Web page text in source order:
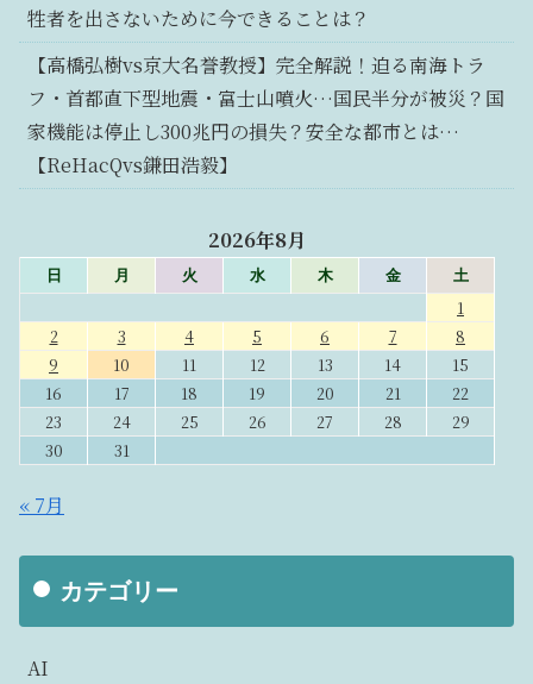
牲者を出さないために今できることは？
【高橋弘樹vs京大名誉教授】完全解説！迫る南海トラ
フ・首都直下型地震・富士山噴火…国民半分が被災？国
家機能は停止し300兆円の損失？安全な都市とは…
【ReHacQvs鎌田浩毅】
2026年8月
日 月 火 水 木 金 土
1
2
3 4 5 6 7
8
9
10 11 12 13 14
15
16
17 18 19 20 21
22
23
24 25 26 27 28
29
30
31
« 7月
カテゴリー
AI